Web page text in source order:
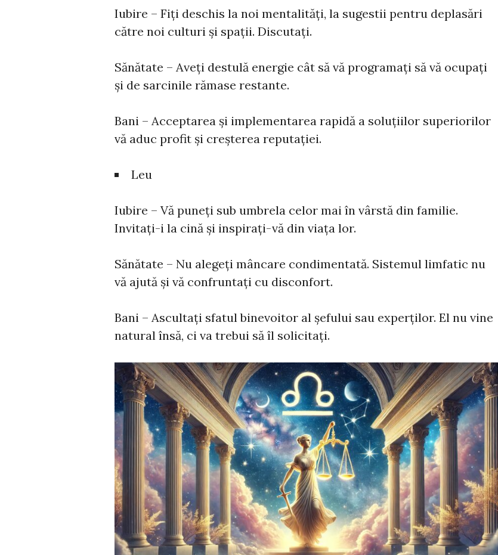
Iubire – Fiți deschis la noi mentalități, la sugestii pentru deplasări
către noi culturi și spații. Discutați.
Sănătate – Aveți destulă energie cât să vă programați să vă ocupați
și de sarcinile rămase restante.
Bani – Acceptarea și implementarea rapidă a soluțiilor superiorilor
vă aduc profit și creșterea reputației.
Leu
Iubire – Vă puneți sub umbrela celor mai în vârstă din familie.
Invitați-i la cină și inspirați-vă din viața lor.
Sănătate – Nu alegeți mâncare condimentată. Sistemul limfatic nu
vă ajută și vă confruntați cu disconfort.
Bani – Ascultați sfatul binevoitor al șefului sau experților. El nu vine
natural însă, ci va trebui să îl solicitați.